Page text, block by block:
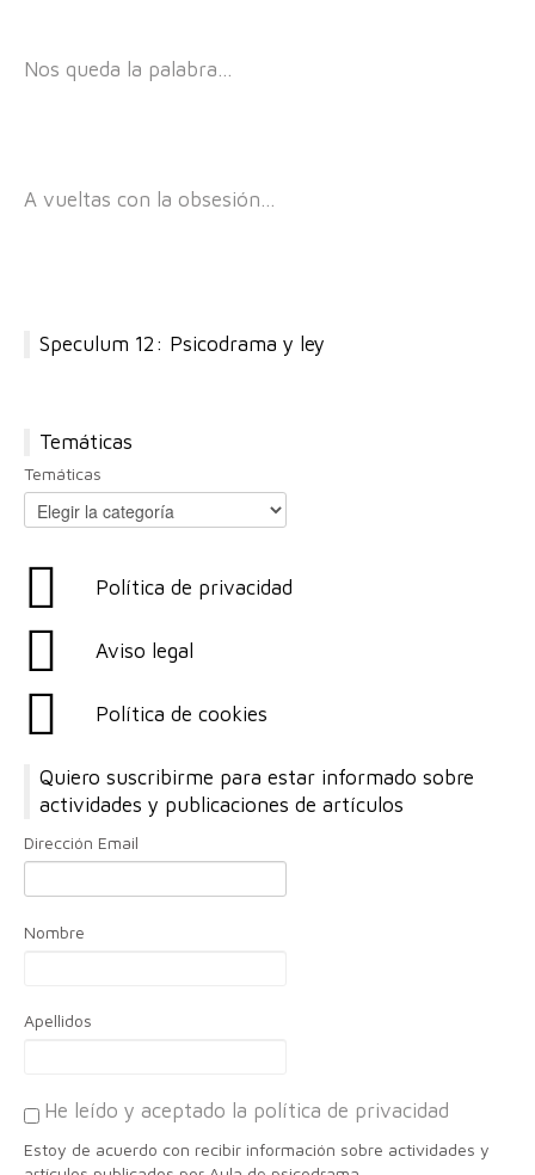
Nos queda la palabra…
A vueltas con la obsesión…
Speculum 12: Psicodrama y ley
Temáticas
Temáticas
Política de privacidad
Aviso legal
Política de cookies
Quiero suscribirme para estar informado sobre
actividades y publicaciones de artículos
Dirección Email
Nombre
Apellidos
He leído y aceptado la política de privacidad
Estoy de acuerdo con recibir información sobre actividades y